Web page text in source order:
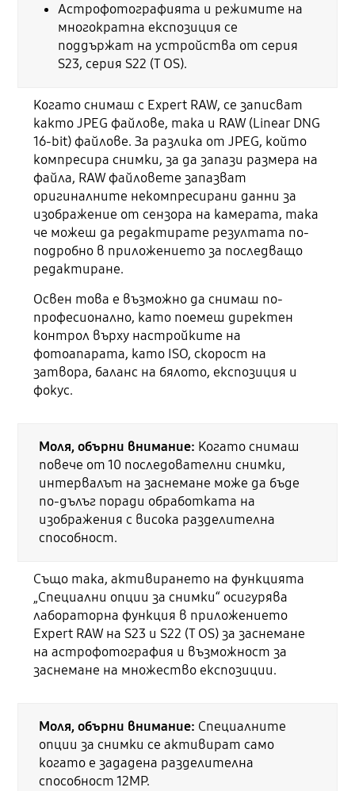
Астрофотографията и режимите на
многократна експозиция се
поддържат на устройства от серия
S23, серия S22 (TOS).
Когато снимаш с Expert RAW, се записват
както JPEG файлове, така и RAW (Linear DNG
16-bit) файлове. За разлика от JPEG, който
компресира снимки, за да запази размера на
файла, RAW файловете запазват
оригиналните некомпресирани данни за
изображение от сензора на камерата, така
че можеш да редактирате резултата по-
подробно в приложението за последващо
редактиране.
Освен това е възможно да снимаш по-
професионално, като поемеш директен
контрол върху настройките на
фотоапарата, като ISO, скорост на
затвора, баланс на бялото, експозиция и
фокус.
Моля, обърни внимание: Когато снимаш
повече от 10 последователни снимки,
интервалът на заснемане може да бъде
по-дълъг поради обработката на
изображения с висока разделителна
способност.
Също така, активирането на функцията
„Специални опции за снимки“ осигурява
лабораторна функция в приложението
Expert RAW на S23 и S22 (T OS) за заснемане
на астрофотография и възможност за
заснемане на множество експозиции.
Моля, обърни внимание: Специалните
опции за снимки се активират само
когато е зададена разделителна
способност 12MP.